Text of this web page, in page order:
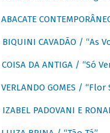
ABACATE
BIQUINI CAVADÃO / “As
COISA DA ANTIGA / “Só
VERLANDO GOMES /
IZABEL PADOVANI E